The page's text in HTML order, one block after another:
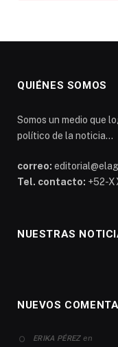
QUIÉNES SOMOS
Somos un medio que
político de la noticia...
correo:
Tel. contacto: +52-
NUESTRAS
NUEVOS
ERIKA PÉREZen